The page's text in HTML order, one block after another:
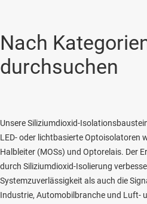
Nach
durchsuchen
Unsere Siliziumdioxid-
LED- oder lichtbasierte Optoisolatoren
Halbleiter (MOSs) und Optorelais. Der
durch Siliziumdioxid-Isolierung
Systemzuverlässigkeit als auch die
Industrie, Automobilbranche und Luft-